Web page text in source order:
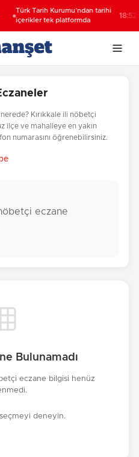
Türk Tarih Kurumu’ndan tarihi
içerikler tek platformda
18:52
Kırıkkale ili nöbetçi
ilçe ve mahalleye en yakın
numarasını öğrenebilirsiniz.
eczane
Bulunamadı
eczane bilgisi henüz
deneyin.